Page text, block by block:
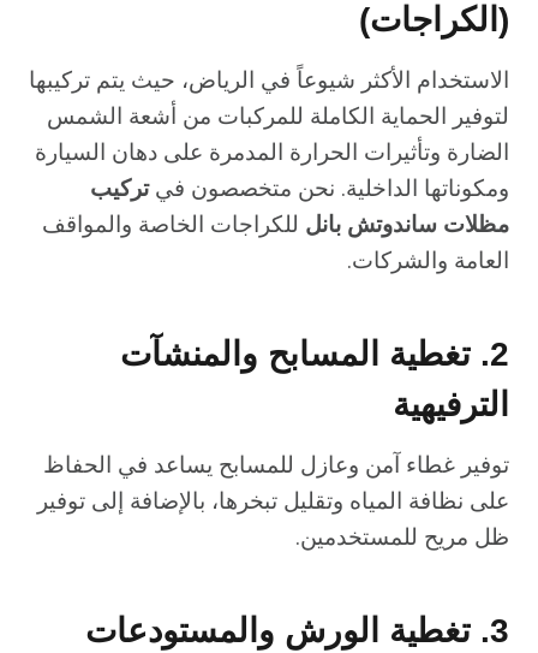
(الكراجات)
الاستخدام الأكثر شيوعاً في الرياض، حيث يتم تركيبها
لتوفير الحماية الكاملة للمركبات من أشعة الشمس
الضارة وتأثيرات الحرارة المدمرة على دهان السيارة
ومكوناتها الداخلية. نحن متخصصون فيتركيب
مظلات ساندوتش بانل للكراجات الخاصة والمواقف
العامة والشركات.
2. تغطية المسابح والمنشآت
الترفيهية
توفير غطاء آمن وعازل للمسابح يساعد في الحفاظ
على نظافة المياه وتقليل تبخرها، بالإضافة إلى توفير
ظل مريح للمستخدمين.
3. تغطية الورش والمستودعات